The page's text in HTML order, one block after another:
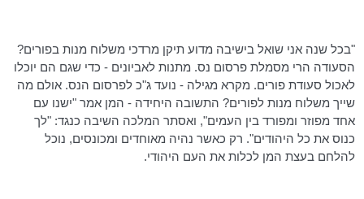
"בכל שנה אני שואל בישיבה מדוע תיקן מרדכי משלוח מנות בפורים?
הסעודה הרי מסמלת פרסום נס. מתנות לאביונים - כדי שגם הם יוכלו
לאכול סעודת פורים. מקרא מגילה - נועד ג"כ לפרסום הנס. אולם מה
שייך משלוח מנות לפורים? התשובה היחידה - המן אמר "ישנו עם
אחד מפוזר ומפורד בין העמים", ואסתר המלכה השיבה כנגד: "לך
כנוס את כל היהודים". רק כאשר נהיה מאוחדים ומכונסים, נוכל
להלחם בעצת המן לכלות את העם היהודי.